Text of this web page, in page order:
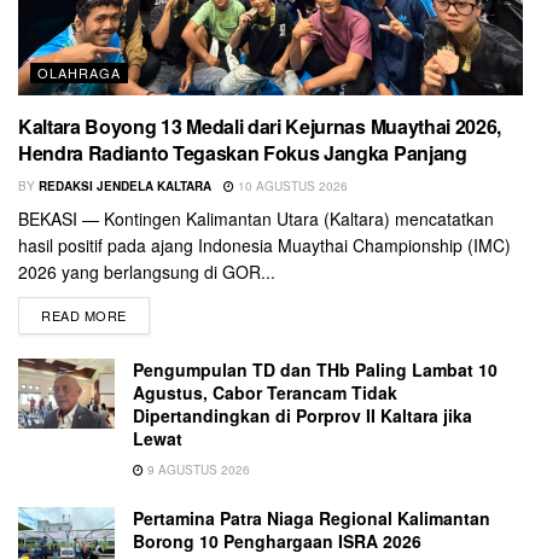
OLAHRAGA
Kaltara Boyong 13 Medali dari Kejurnas Muaythai 2026,
Hendra Radianto Tegaskan Fokus Jangka Panjang
BY REDAKSI JENDELA KALTARA 10 AGUSTUS 2026
BEKASI — Kontingen Kalimantan Utara (Kaltara) mencatatkan
hasil positif pada ajang Indonesia Muaythai Championship (IMC)
2026 yang berlangsung di GOR...
READ MORE
Pengumpulan TD dan THb Paling Lambat 10
Agustus, Cabor Terancam Tidak
Dipertandingkan di Porprov II Kaltara jika
Lewat
9 AGUSTUS 2026
Pertamina Patra Niaga Regional Kalimantan
Borong 10 Penghargaan ISRA 2026